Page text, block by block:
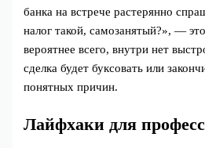
банка на встрече растерянно
налог такой, самозанятый?», —
вероятнее всего, внутри нет
сделка будет буксовать или
понятных причин.
Лайфхаки для